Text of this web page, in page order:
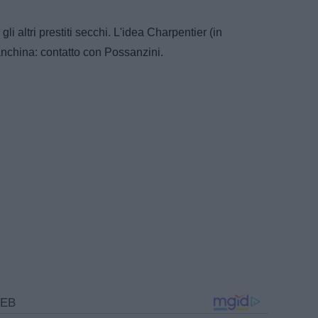
altri prestiti secchi. L'idea Charpentier (in
contatto con Possanzini.